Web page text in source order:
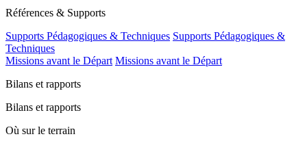
Références & Supports
Supports Pédagogiques & Techniques Supports Pédagogiques &
Techniques
Missions avant le Départ Missions avant le Départ
Bilans et rapports
Bilans et rapports
Où sur le terrain